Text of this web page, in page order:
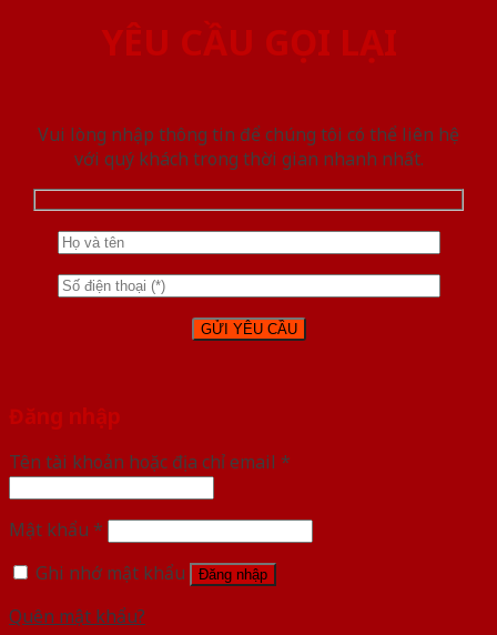
YÊU CẦU GỌI LẠI
Vui lòng nhập thông tin để chúng tôi có thể liên hệ
với quý khách trong thời gian nhanh nhất.
Đăng nhập
Tên tài khoản hoặc địa chỉ email *
Mật khẩu *
Ghi nhớ mật khẩu
Đăng nhập
Quên mật khẩu?